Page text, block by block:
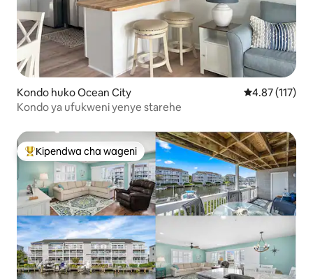
Kondo huko Ocean City Ukadiriaji wa
4.87 (117)
Kondo ya ufukweni yenye starehe
Kipendwa maarufu cha wageni
Kipendwa cha wageni